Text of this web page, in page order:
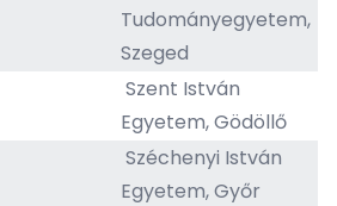
Tudományegyetem,
Szeged
Szent István
Egyetem, Gödöllő
Széchenyi István
Egyetem, Győr